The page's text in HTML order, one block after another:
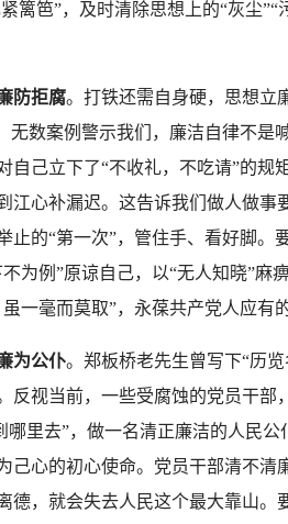
篱笆”，及时清除思想上的“灰尘
防拒腐。打铁还需自身硬，思想立
无数案例警示我们，廉洁自律不
自己立下了“不收礼，不吃请”的规
江心补漏迟。这告诉我们做人做
止的“第一次”，管住手、看好脚
为例”原谅自己，以“无人知晓”麻
一毫而莫取”，永葆共产党人应有
为公仆。郑板桥老先生曾写下“历
反视当前，一些受腐蚀的党员干
哪里去”，做一名清正廉洁的人民
己心的初心使命。党员干部清不
德，就会失去人民这个最大靠山